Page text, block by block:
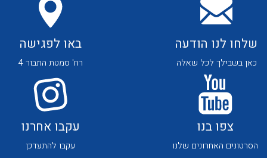
לכל מוצרי היצרן לכל מוצרי היצרן
שלחו לנו הודעה
כאן בשבילך לכל שאלה
באו לפגישה
רח' סמטת התבור 4
צפו בנו
הסרטונים האחרונים שלנו
עקבו אחרנו
עקבו להתעדכן